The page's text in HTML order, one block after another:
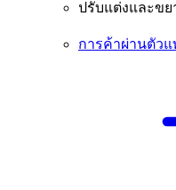
ปรับแต่งและขย
การค้าผ่านตัว